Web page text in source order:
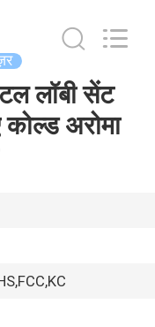
लॉबी सेंट
अरोमा